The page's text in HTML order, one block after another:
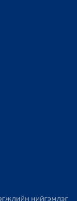
нийгэмлэг